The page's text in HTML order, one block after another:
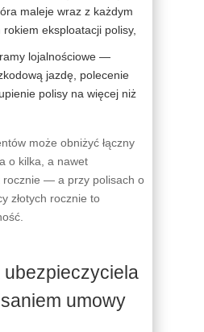
maleje wraz z każdym
eksploatacji polisy,
lojalnościowe —
jazdę, polecenie
polisy na więcej niż
może obniżyć łączny
o kilka, a nawet
rocznie — a przy polisach o
złotych rocznie to
umowy